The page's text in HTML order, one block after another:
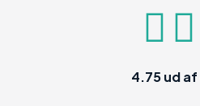
4.75ud af